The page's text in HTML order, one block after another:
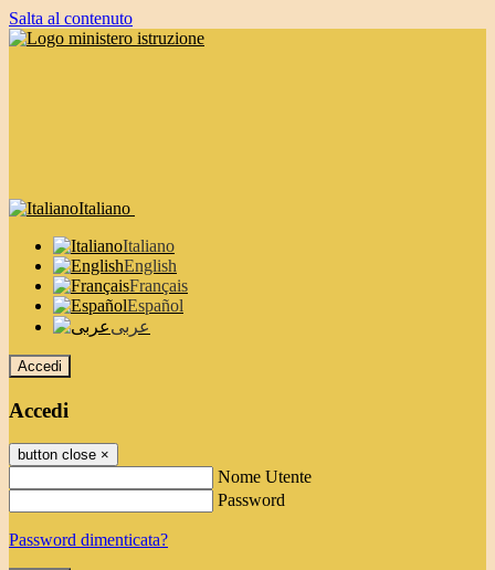
Salta al contenuto
Italiano
Italiano
English
Français
Español
عربى
Accedi
Accedi
button close ×
Nome Utente
Password
Password dimenticata?